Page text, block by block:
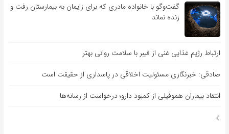
گفت‌وگو با خانواده مادری که برای زایمان به بیمارستان رفت و
زنده نماند
ارتباط رژیم غذایی غنی از فیبر با سلامت روانی بهتر
صادقی: خبرنگاری مسئولیت اخلاقی در پاسداری از حقیقت است
انتقاد بیماران هموفیلی از کمبود دارو؛ درخواست از رسانه‌ها